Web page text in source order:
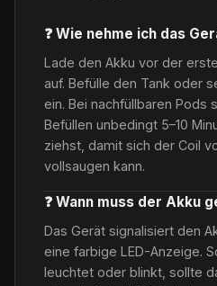
❓ Wie nehme ich das
Lade den Akku vor der
auf. Befülle den Tank oder
ein. Bei nachfüllbaren Pods
Befüllen unbedingt 5–10
ziehst, damit sich der Coil
vollsaugen kann.
❓ Wann muss der Akku
Das Gerät signalisiert den
eine farbige LED-Anzeige.
leuchtet oder blinkt, sollte